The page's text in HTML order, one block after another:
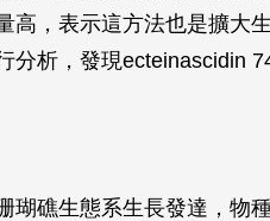
高，表示這方法也是擴大
分析，發現ecteinascidin
瑚礁生態系生長發達，物